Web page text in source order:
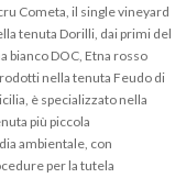
Cometa, il single vineyard
tenuta Dorilli, dai primi del
bianco DOC, Etna rosso
nella tenuta Feudo di
è specializzato nella
più piccola
ambientale, con
per la tutela